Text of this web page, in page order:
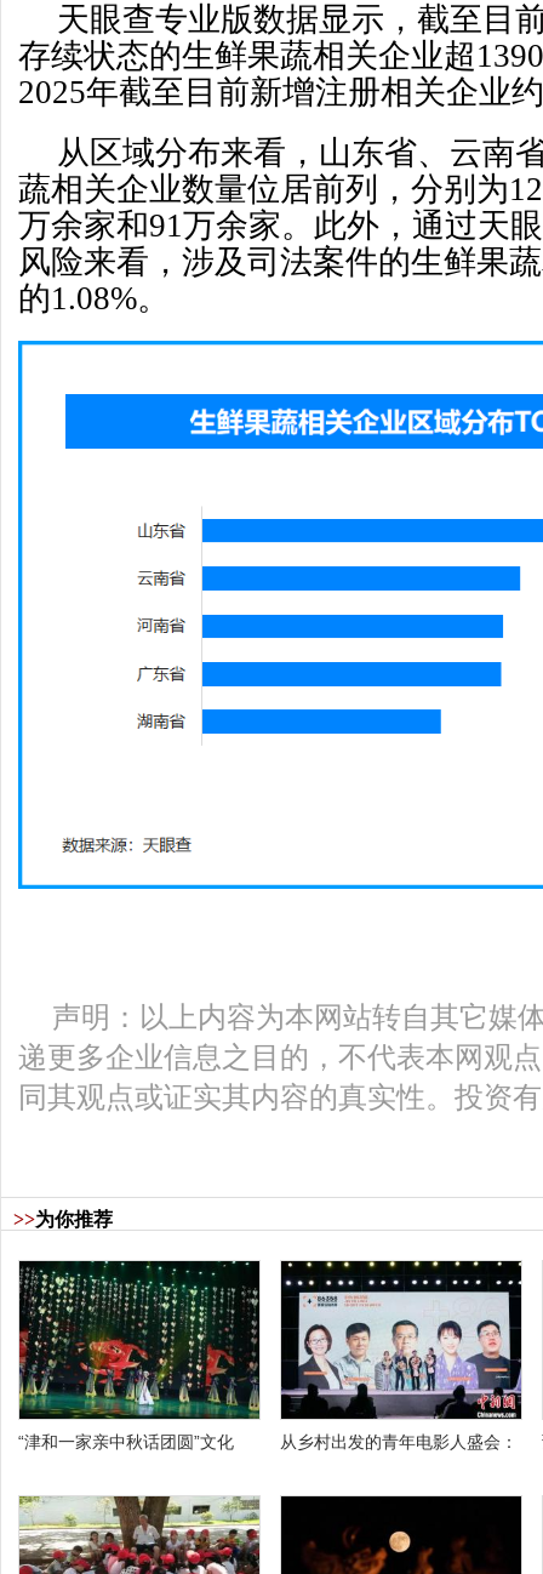
天眼查专业版数据显示，截至目
存续状态的生鲜果蔬相关企业超
2025年截至目前新增注册相关企业
从区域分布来看，山东省、云南
蔬相关企业数量位居前列，分别为
万余家和91万余家。此外，通过天
风险来看，涉及司法案件的生鲜果
的1.08%。
声明：以上内容为本网站转自其它媒
递更多企业信息之目的，不代表本网观
同其观点或证实其内容的真实性。投资
>>为你推荐
“津和一家亲中秋话团圆”文化 从乡村出发的青年电影人盛会：